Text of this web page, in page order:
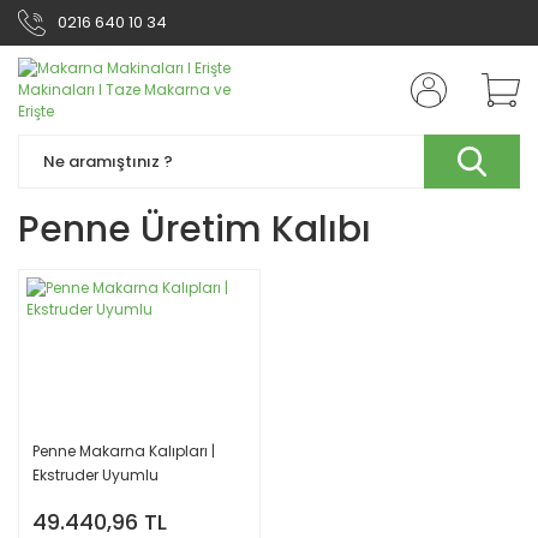
0216 640 10 34
Penne Üretim Kalıbı
Penne Makarna Kalıpları |
Ekstruder Uyumlu
49.440,96 TL